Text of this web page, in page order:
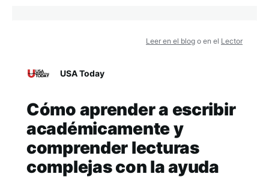
Leer en el blog o en el Lector
USA Today
Cómo aprender a escribir
académicamente y
comprender lecturas
complejas con la ayuda